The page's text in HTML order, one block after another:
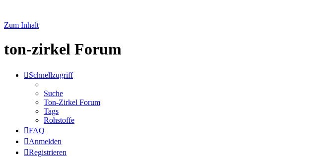
Zum Inhalt
ton-zirkel Forum
Schnellzugriff
Suche
Ton-Zirkel Forum
Tags
Rohstoffe
FAQ
Anmelden
Registrieren